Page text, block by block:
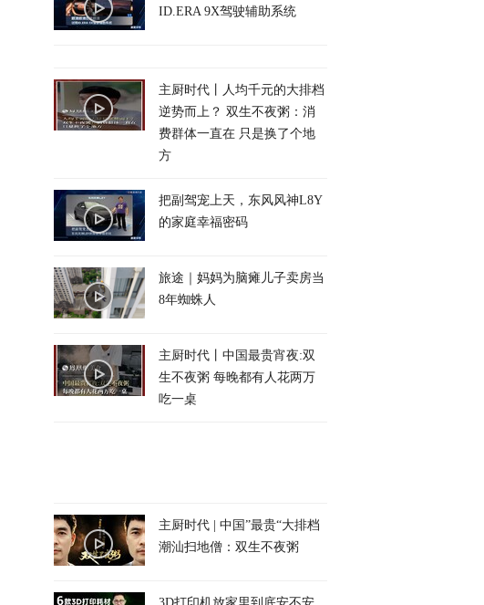
ID.ERA 9X驾驶辅助系统
主厨时代丨人均千元的大排档
逆势而上？ 双生不夜粥：消
费群体一直在 只是换了个地
方
把副驾宠上天，东风风神L8Y
的家庭幸福密码
旅途｜妈妈为脑瘫儿子卖房当
8年蜘蛛人
主厨时代丨中国最贵宵夜:双
生不夜粥 每晚都有人花两万
吃一桌
主厨时代 | 中国”最贵“大排档
潮汕扫地僧：双生不夜粥